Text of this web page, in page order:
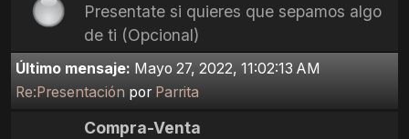
Presentate si quieres que sepamos algo
de ti (Opcional)
Último mensaje: Mayo 27, 2022, 11:02:13 AM
Re:Presentación por Parrita
Compra-Venta